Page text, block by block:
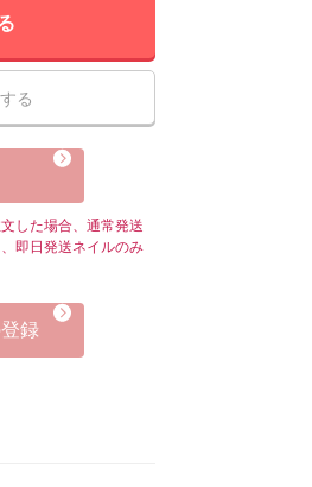
る
した場合、通常発送
即日発送ネイルのみ
録